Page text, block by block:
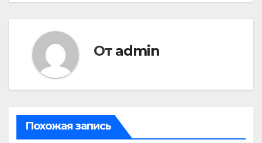
От admin
Похожая запись